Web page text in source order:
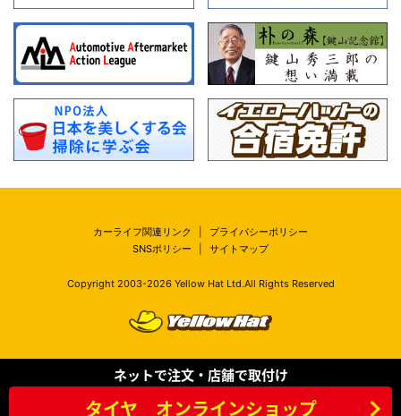
カーライフ関連リンク
プライバシーポリシー
SNSポリシー
サイトマップ
Copyright 2003-2026Yellow Hat Ltd.All Rights Reserved
ネットで注文・店舗で取付け
タイヤ オンラインショップ